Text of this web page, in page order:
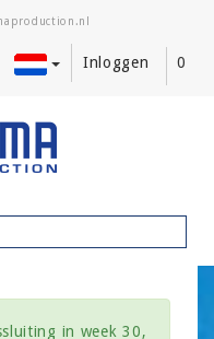
Inloggen 0
in week 30,